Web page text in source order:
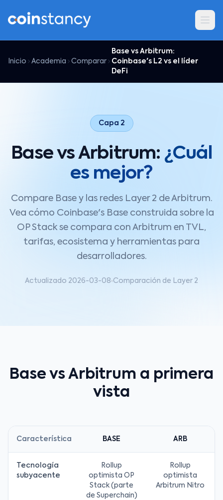
Inicio Academia Comparar
Base vs Arbitrum:
Coinbase's L2 vs el líder
DeFi
Capa 2
Base vs Arbitrum: ¿Cuál
es mejor?
Compare Base y las redes Layer 2 de Arbitrum.
Vea cómo Coinbase's Base construida sobre la
OP Stack se compara con Arbitrum en TVL,
tarifas, ecosistema y herramientas para
desarrolladores.
Actualizado 2026-03-08 Comparación de Layer 2
Base vs Arbitrum a primera
vista
Característica BASE ARB
Tecnología
subyacente
Rollup
optimista OP
Stack (parte
de Superchain)
Rollup
optimista
Arbitrum Nitro